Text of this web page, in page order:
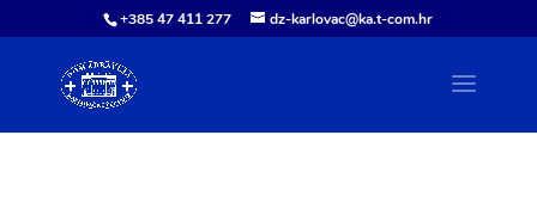
+385 47 411 277 dz-karlovac@ka.t-com.hr